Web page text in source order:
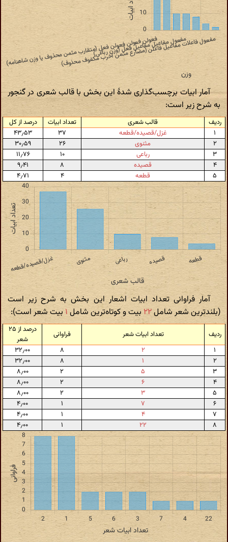
آمار ابیات برچسب‌گذاری شدهٔ این بخش با قالب شعری در گنجور
به شرح زیر است:
ردیف قالب شعری تعداد ابیات
درصد از کل
۱
غزل/قصیده/قطعه ۳۷
۴۳٫۵۳
۲
مثنوی ۲۶
۳۰٫۵۹
۳
رباعی ۱۰
۱۱٫۷۶
۴
قصیده ۸
۹٫۴۱
۵
قطعه ۴ ۴٫۷۱
آمار فراوانی تعداد ابیات اشعار این بخش به شرح زیر است
(بلندترین شعر شامل۲۲ بیت و کوتاه‌ترین شامل ۱ بیت شعر است):
ردیف تعداد ابیات شعر فراوانی
درصد از ۲۵
شعر
۱
۲ ۸
۳۲٫۰۰
۲
۱ ۸
۳۲٫۰۰
۳
۵ ۲
۸٫۰۰
۴
۶ ۲
۸٫۰۰
۵
۳ ۲
۸٫۰۰
۶
۷ ۱
۴٫۰۰
۷
۴ ۱
۴٫۰۰
۸
۲۲ ۱ ۴٫۰۰